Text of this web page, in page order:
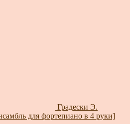
Градески Э.
для фортепиано в 4 руки]